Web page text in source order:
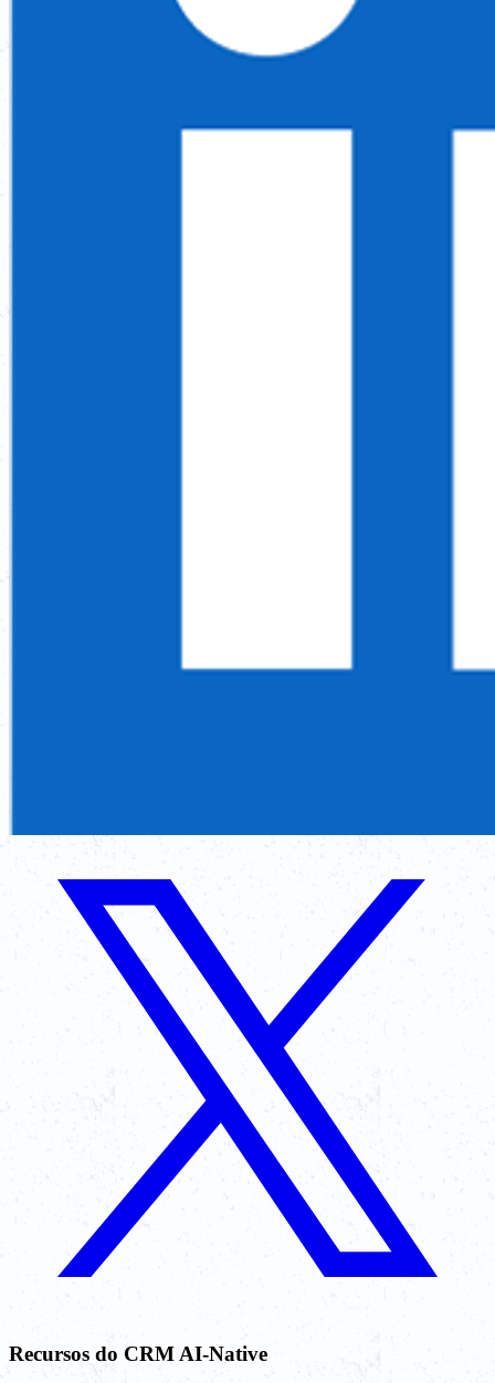
Recursos do CRM AI-Native